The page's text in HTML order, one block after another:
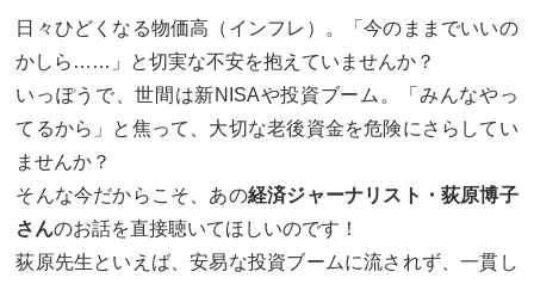
日々ひどくなる物価高（インフレ）。「今のままでいいの
かしら……」と切実な不安を抱えていませんか？
いっぽうで、世間は新NISAや投資ブーム。「みんなやっ
てるから」と焦って、大切な老後資金を危険にさらしてい
ませんか？
そんな今だからこそ、あの経済ジャーナリスト・荻原博子
さんのお話を直接聴いてほしいのです！
荻原先生といえば、安易な投資ブームに流されず、一貫し